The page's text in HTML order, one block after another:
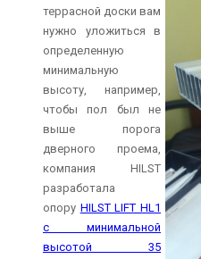
террасной доски вам
нужно уложиться в
определенную
минимальную
высоту, например,
чтобы пол был не
выше порога
дверного проема,
компания HILST
разработала
опору HILST LIFT HL1
с минимальной
высотой 35